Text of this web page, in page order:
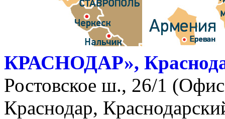
КРАСНОДАР»,
Ростовское ш., 26/1
Краснодар,